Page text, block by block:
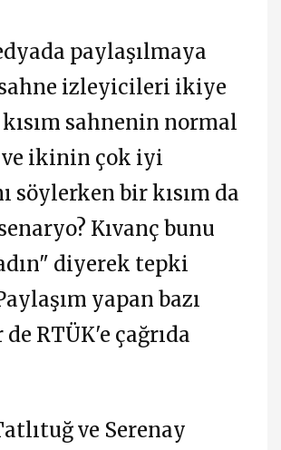
paylaşılmaya
izleyicileri ikiye
sahnenin normal
ikinin çok iyi
söylerken bir kısım da
Kıvanç bunu
diyerek tepki
yapan bazı
RTÜK'e çağrıda